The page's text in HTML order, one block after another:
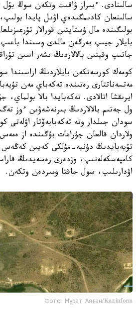
سالىنادى. ءبىراز ۋاقىت وتكەن سوڭ بۇل
سالىنعان كادىمگىدەي اۋىل پايدا
بولىگىندە مال ۇستايتىن قورالار
بايلار جيىپ بەرگەن مالدى وسىندا
جاتىپ وقيتىن بالالاردىڭ ىشەر اسىن
كومەك كورسەتكەن بايلاردىڭ اراسىندا
مەتسەناتتارى رەتىندە تەكەباي مەن
ايرىقشا اتالادى. تەكەبايدا بالا
ول جەتىم بالالاردىڭ بىرنەشەۋىن ءوز
سودان جىلدار وتە تەكەبايەۆتار اۋلەتى
ولاردان قالعان جۇراعات بۇگىندە از
تۇيەبايدىڭ دۇنيە-مۇلكى كەيىن كەڭەس
كامپەسكەلەنىپ، وزدەرى رەسەيدىڭ
اۋدارىلىپ، سول جاقتا ومىردەن وتكەن.
Фото: Мұрат Аяған/Kazinform